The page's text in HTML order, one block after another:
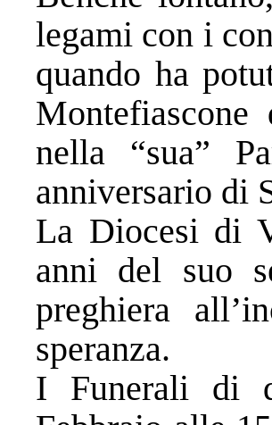
legami con i
quando ha
nella “sua”
anniversario di
La Diocesi di
anni del suo
preghiera
speranza.
I Funerali di